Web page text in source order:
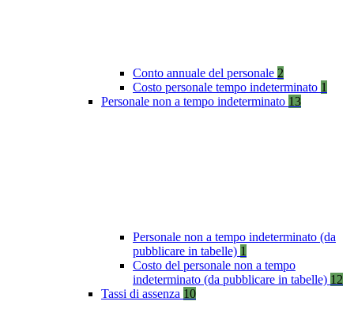
Conto annuale del personale 2
Costo personale tempo indeterminato 1
Personale non a tempo indeterminato 13
Personale non a tempo indeterminato (da
pubblicare in tabelle) 1
Costo del personale non a tempo
indeterminato (da pubblicare in tabelle) 12
Tassi di assenza 10